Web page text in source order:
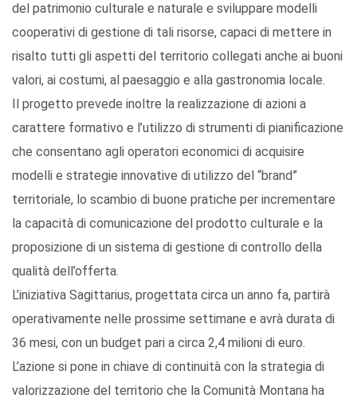
del patrimonio culturale e naturale e sviluppare modelli
cooperativi di gestione di tali risorse, capaci di mettere in
risalto tutti gli aspetti del territorio collegati anche ai buoni
valori, ai costumi, al paesaggio e alla gastronomia locale.
Il progetto prevede inoltre la realizzazione di azioni a
carattere formativo e l’utilizzo di strumenti di pianificazione
che consentano agli operatori economici di acquisire
modelli e strategie innovative di utilizzo del “brand”
territoriale, lo scambio di buone pratiche per incrementare
la capacità di comunicazione del prodotto culturale e la
proposizione di un sistema di gestione di controllo della
qualità dell’offerta.
L’iniziativa Sagittarius, progettata circa un anno fa, partirà
operativamente nelle prossime settimane e avrà durata di
36 mesi, con un budget pari a circa 2,4 milioni di euro.
L’azione si pone in chiave di continuità con la strategia di
valorizzazione del territorio che la Comunità Montana ha